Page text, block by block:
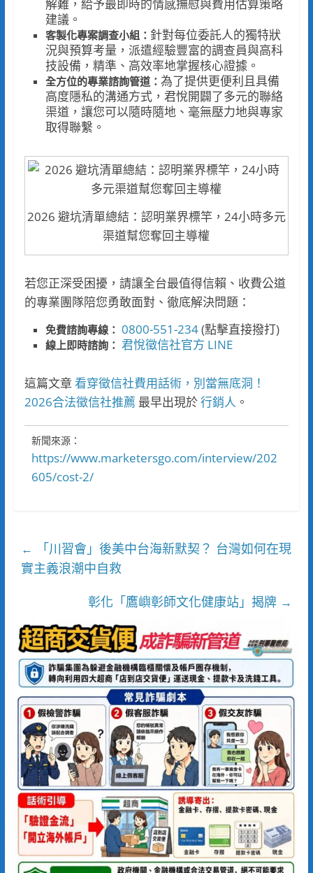
解難，給予最即時的情感撫慰與費用估算策略
建議。
客製化專案調查小組： 針對每位委託人的獨特狀
況與預算考量，派遣經驗豐富的調查員與高科
技設備，精準、高效率地掌握核心證據。
全方位的專業諮詢管道： 為了提供更便利且具備
高度隱私的溝通方式，君悅開闢了多元的聯絡
渠道，讓您可以隨時隨地、毫無壓力地與專家
取得聯繫。
2026 避坑清單總結：認明業界標竿，24小時多元
渠道幫您奪回主導權
若您正深受困擾，請讓全台最值得信賴、收費公道
的專業團隊陪您勇敢面對、徹底解決問題：
免費諮詢專線： 0800-551-234(點擊直接撥打)
線上即時諮詢： 君悅徵信社官方 LINE
這篇文章看穿徵信社費用話術，別當無底洞！
2026合法徵信社推薦 最早出現於行銷人 。
新聞來源：
https://www.marketersgo.com/interview/202
605/cost-2/
←
「川習會」後美中台海新默契？ 台灣如何在現
實主義浪潮中自救
彰化「鷹嶼彰師文化健康站」揭牌 →